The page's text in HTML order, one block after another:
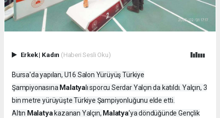
Erkek| Kadın (Haberi Sesli Oku)
Bursa'da yapılan, U16 Salon Yürüyüş Türkiye
Şampiyonasına Malatyalı sporcu Serdar Yalçın da katıldı. Yalçın, 3
bin metre yürüyüşte Türkiye Şampiyonluğunu elde etti.
Altın Malatyakazanan Yalçın, Malatya’ya döndüğünde Gençlik